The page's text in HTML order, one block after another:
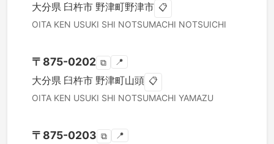
大分県 臼杵市 野津町野津市 📋
OITA KEN USUKI SHI NOTSUMACHI NOTSUICHI
〒 875-0202 ⧉ 📍
大分県 臼杵市 野津町山頭 📋
OITA KEN USUKI SHI NOTSUMACHI YAMAZU
〒 875-0203 ⧉ 📍